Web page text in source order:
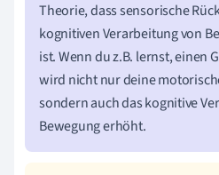
Theorie, dass sensorische
kognitiven Verarbeitung von
ist. Wenn du z.B. lernst, einen
wird nicht nur deine
sondern auch das kognitive
Bewegung erhöht.